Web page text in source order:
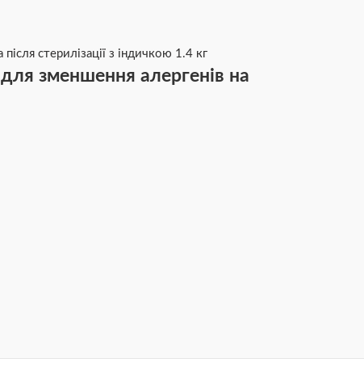
зменшення алергенів на